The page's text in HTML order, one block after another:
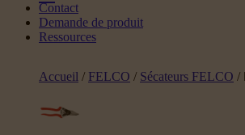
Contact
Demande de produit
Ressources
Accueil / FELCO / Sécateurs FELCO /